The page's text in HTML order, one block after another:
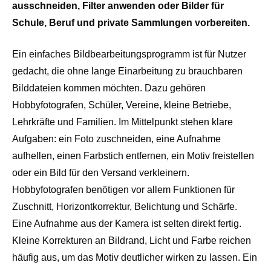
ausschneiden, Filter anwenden oder Bilder für
Schule, Beruf und private Sammlungen vorbereiten.
Ein einfaches Bildbearbeitungsprogramm ist für Nutzer
gedacht, die ohne lange Einarbeitung zu brauchbaren
Bilddateien kommen möchten. Dazu gehören
Hobbyfotografen, Schüler, Vereine, kleine Betriebe,
Lehrkräfte und Familien. Im Mittelpunkt stehen klare
Aufgaben: ein Foto zuschneiden, eine Aufnahme
aufhellen, einen Farbstich entfernen, ein Motiv freistellen
oder ein Bild für den Versand verkleinern.
Hobbyfotografen benötigen vor allem Funktionen für
Zuschnitt, Horizontkorrektur, Belichtung und Schärfe.
Eine Aufnahme aus der Kamera ist selten direkt fertig.
Kleine Korrekturen an Bildrand, Licht und Farbe reichen
häufig aus, um das Motiv deutlicher wirken zu lassen. Ein